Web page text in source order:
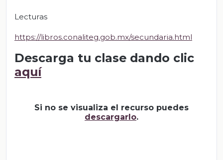
Lecturas
https://libros.conaliteg.gob.mx/secundaria.html
Descarga tu clase dando clic
aquí
Si no se visualiza el recurso puedes
descargarlo.